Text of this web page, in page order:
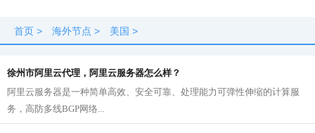
首页 > 海外节点 > 美国 >
徐州市阿里云代理，阿里云服务器怎么样？
阿里云服务器是一种简单高效、安全可靠、处理能力可弹性伸缩的计算服
务，高防多线BGP网络...